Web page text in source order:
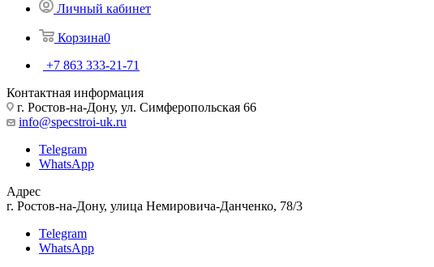
Личный кабинет
Корзина0
+7 863 333-21-71
Контактная информация
г. Ростов-на-Дону, ул. Симферопольская 66
info@specstroi-uk.ru
Telegram
WhatsApp
Адрес
г. Ростов-на-Дону, улица Немировича-Данченко, 78/3
Telegram
WhatsApp